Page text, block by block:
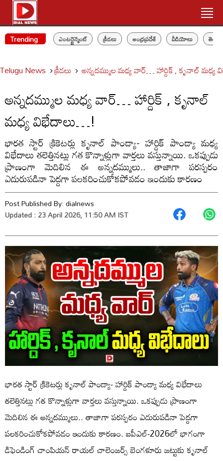
Trending ఎంటర్టైన్మెంట్ క్రీడలు ఆంధ్రప్రదేశ్ వీడియోలు
Telugu News క్రీడలు అన్నదమ్ముల మధ్య వార్… హార్దిక్ , కృనాల్
అన్నదమ్ముల మధ్య వార్… హార్దిక్ , కృనాల్
మధ్య విభేదాలు…!
భారత స్టార్‌ క్రికెటర్లు కృనాల్‌ పాండ్యా- హార్దిక్‌ పాండ్యా మధ్య
విభేదాలు తలెత్తినట్లు గత కొన్నాళ్లుగా వార్తలు వస్తున్నాయి. ఒకప్పుడు
ప్రాణంగా మెదిలిన ఈ అన్నదమ్ములు.. తాజాగా పరస్పరం
ఎదురుపడినా పెద్దగా పలకరించుకోకపోవడం ఇందుకు కారణం
Post Published By:dialnews
Updated : 23 April 2026, 11:50 AM IST
భారత స్టార్‌ క్రికెటర్లు కృనాల్‌ పాండ్యా- హార్దిక్‌ పాండ్యా మధ్య విభేదాలు
తలెత్తినట్లు గత కొన్నాళ్లుగా వార్తలు వస్తున్నాయి. ఒకప్పుడు ప్రాణంగా
మెదిలిన ఈ అన్నదమ్ములు.. తాజాగా పరస్పరం ఎదురుపడినా పెద్దగా
పలకరించుకోకపోవడం ఇందుకు కారణం. ఐపీఎల్‌-2026లో భాగంగా
డిఫెండింగ్‌ చాంపియన్‌ రాయల్‌ చాలెంజర్స్‌ బెంగళూరు జట్టుకు కృనాల్‌